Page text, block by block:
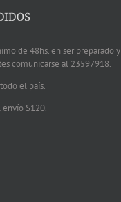
de 48hs. en ser preparado y
comunicarse al 23597918.
el país.
envío $120.